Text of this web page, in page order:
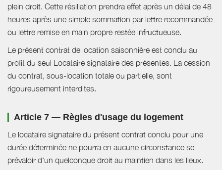
plein droit. Cette résiliation prendra effet après un délai de 48
heures après une simple sommation par lettre recommandée
ou lettre remise en main propre restée infructueuse.
Le présent contrat de location saisonnière est conclu au
profit du seul Locataire signataire des présentes. La cession
du contrat, sous-location totale ou partielle, sont
rigoureusement interdites.
Article 7 — Règles d'usage du logement
Le locataire signataire du présent contrat conclu pour une
durée déterminée ne pourra en aucune circonstance se
prévaloir d'un quelconque droit au maintien dans les lieux.